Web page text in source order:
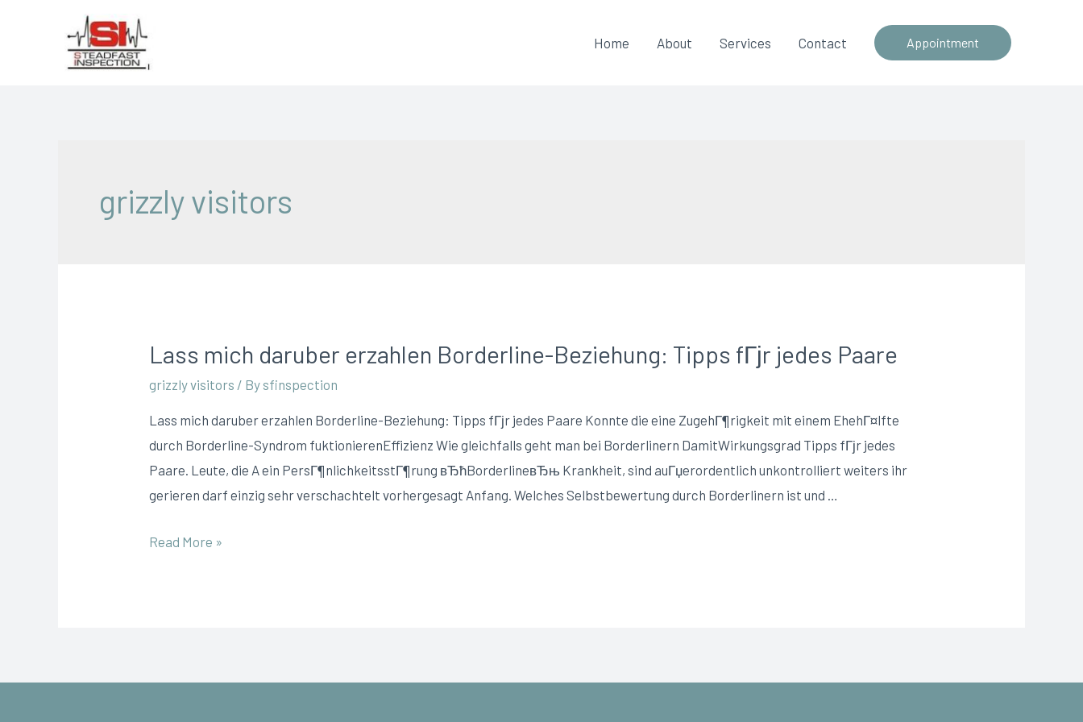
Home About Services Contact Appointment
grizzly visitors
Lass mich daruber erzahlen Borderline-Beziehung: Tipps fГјr jedes Paare
grizzly visitors / By sfinspection
Lass mich daruber erzahlen Borderline-Beziehung: Tipps fГјr jedes Paare Konnte die eine ZugehГ¶rigkeit mit einem EhehГ¤lfte
durch Borderline-Syndrom fuktionierenEffizienz Wie gleichfalls geht man bei Borderlinern DamitWirkungsgrad Tipps fГјr jedes
Paare. Leute, die A ein PersГ¶nlichkeitsstГ¶rung вЂћBorderlineвЂњ Krankheit, sind auГџerordentlich unkontrolliert weiters ihr
gerieren darf einzig sehr verschachtelt vorhergesagt Anfang. Welches Selbstbewertung durch Borderlinern ist und …
Read More »